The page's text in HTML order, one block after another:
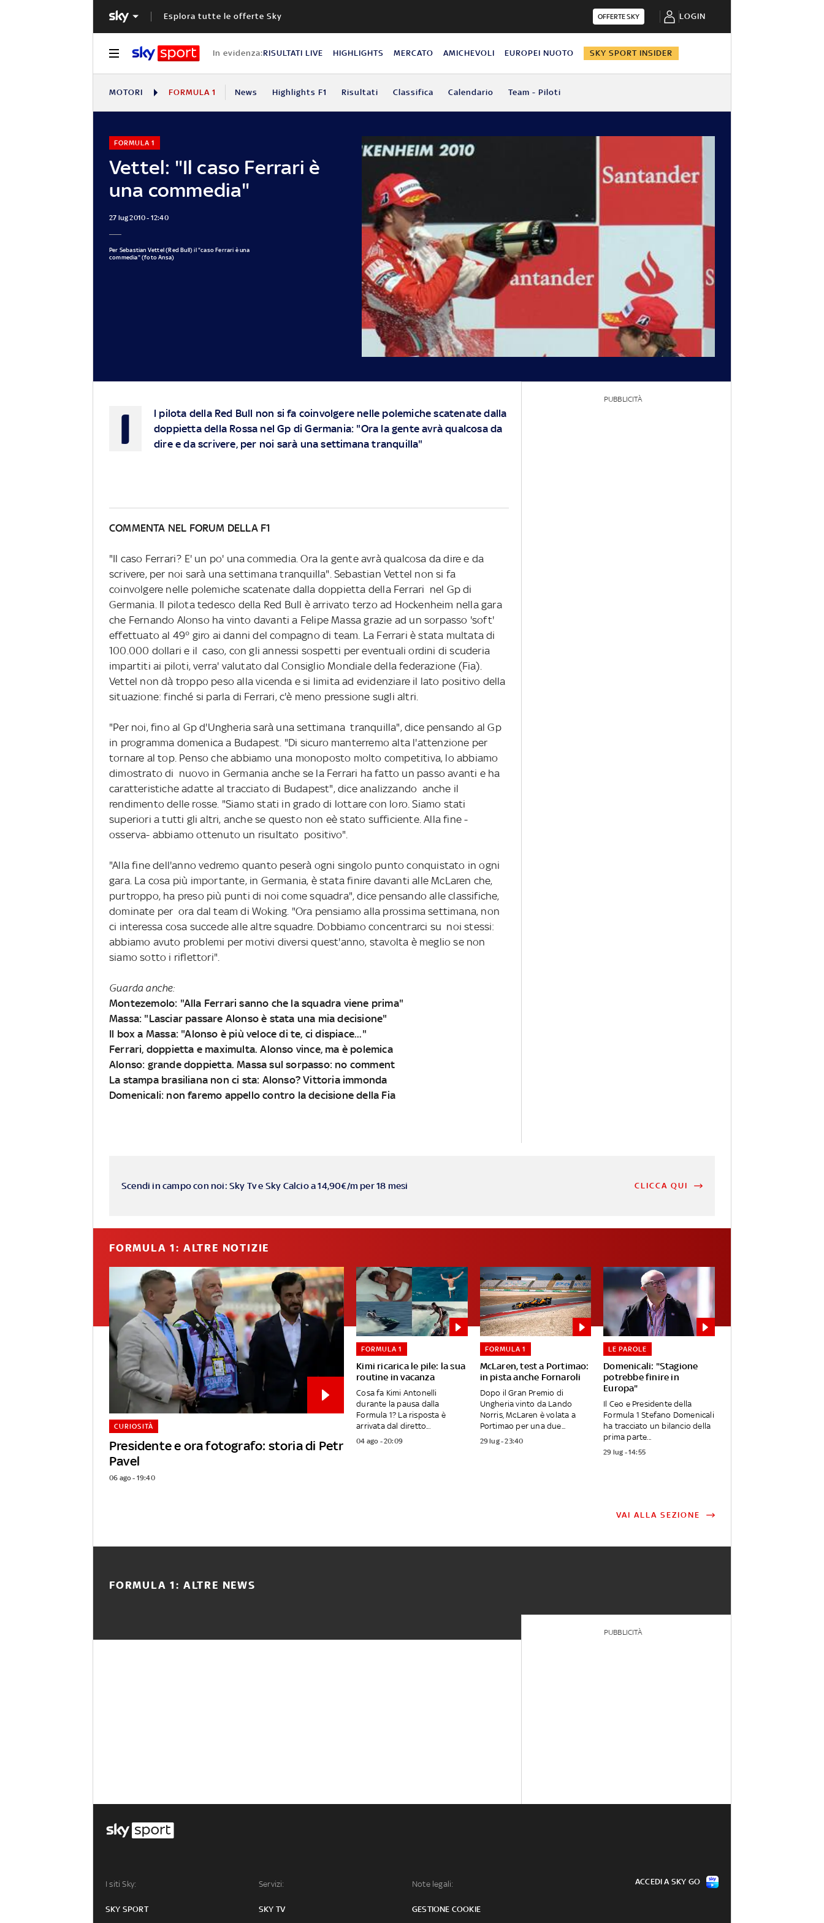
Esplora tutte le offerte Sky OFFERTE SKY LOGIN
In evidenza:RISULTATI LIVE HIGHLIGHTS MERCATO AMICHEVOLI EUROPEI NUOTO SKY SPORT INSIDER
MOTORI FORMULA 1 News Highlights F1 Risultati Classifica Calendario Team - Piloti
Vettel: "Il caso Ferrari è
una commedia"
FORMULA 1
27 lug 2010 - 12:40
Per Sebastian Vettel (Red Bull) il "caso Ferrari è una
commedia" (foto Ansa)
I
l pilota della Red Bull non si fa coinvolgere nelle polemiche scatenate dalla
doppietta della Rossa nel Gp di Germania: "Ora la gente avrà qualcosa da
dire e da scrivere, per noi sarà una settimana tranquilla"
COMMENTA NEL FORUM DELLA F1
"Il caso Ferrari? E' un po' una commedia. Ora la gente avrà qualcosa da dire e da
scrivere, per noi sarà una settimana tranquilla". Sebastian Vettel non si fa
coinvolgere nelle polemiche scatenate dalla doppietta della Ferrari nel Gp di
Germania. Il pilota tedesco della Red Bull è arrivato terzo ad Hockenheim nella gara
che Fernando Alonso ha vinto davanti a Felipe Massa grazie ad un sorpasso 'soft'
effettuato al 49° giro ai danni del compagno di team. La Ferrari è stata multata di
100.000 dollari e il caso, con gli annessi sospetti per eventuali ordini di scuderia
impartiti ai piloti, verra' valutato dal Consiglio Mondiale della federazione (Fia).
Vettel non dà troppo peso alla vicenda e si limita ad evidenziare il lato positivo della
situazione: finché si parla di Ferrari, c'è meno pressione sugli altri.
"Per noi, fino al Gp d'Ungheria sarà una settimana tranquilla", dice pensando al Gp
in programma domenica a Budapest. "Di sicuro manterremo alta l'attenzione per
tornare al top. Penso che abbiamo una monoposto molto competitiva, lo abbiamo
dimostrato di nuovo in Germania anche se la Ferrari ha fatto un passo avanti e ha
caratteristiche adatte al tracciato di Budapest", dice analizzando anche il
rendimento delle rosse. "Siamo stati in grado di lottare con loro. Siamo stati
superiori a tutti gli altri, anche se questo non eè stato sufficiente. Alla fine -
osserva- abbiamo ottenuto un risultato positivo".
"Alla fine dell'anno vedremo quanto peserà ogni singolo punto conquistato in ogni
gara. La cosa più importante, in Germania, è stata finire davanti alle McLaren che,
purtroppo, ha preso più punti di noi come squadra", dice pensando alle classifiche,
dominate per ora dal team di Woking. "Ora pensiamo alla prossima settimana, non
ci interessa cosa succede alle altre squadre. Dobbiamo concentrarci su noi stessi:
abbiamo avuto problemi per motivi diversi quest'anno, stavolta è meglio se non
siamo sotto i riflettori".
Guarda anche:
Montezemolo: "Alla Ferrari sanno che la squadra viene prima"
Massa: "Lasciar passare Alonso è stata una mia decisione"
Il box a Massa: "Alonso è più veloce di te, ci dispiace..."
Ferrari, doppietta e maximulta. Alonso vince, ma è polemica
Alonso: grande doppietta. Massa sul sorpasso: no comment
La stampa brasiliana non ci sta: Alonso? Vittoria immonda
Domenicali: non faremo appello contro la decisione della Fia
PUBBLICITÀ
Scendi in campo con noi: Sky Tv e Sky Calcio a 14,90€/m per 18 mesi CLICCA QUI
FORMULA 1: ALTRE NOTIZIE
Presidente e ora fotografo: storia di Petr
Pavel
CURIOSITÀ
06 ago - 19:40
Kimi ricarica le pile: la sua
routine in vacanza
FORMULA 1
Cosa fa Kimi Antonelli
durante la pausa dalla
Formula 1? La risposta è
arrivata dal diretto...
04 ago - 20:09
McLaren, test a Portimao:
in pista anche Fornaroli
FORMULA 1
Dopo il Gran Premio di
Ungheria vinto da Lando
Norris, McLaren è volata a
Portimao per una due...
29 lug - 23:40
Domenicali: "Stagione
potrebbe finire in
Europa"
LE PAROLE
Il Ceo e Presidente della
Formula 1 Stefano Domenicali
ha tracciato un bilancio della
prima parte...
29 lug - 14:55
VAI ALLA SEZIONE
FORMULA 1: ALTRE NEWS
PUBBLICITÀ
I siti Sky:
SKY SPORT
Servizi:
SKY TV
Note legali:
GESTIONE COOKIE
ACCEDI A SKY GO